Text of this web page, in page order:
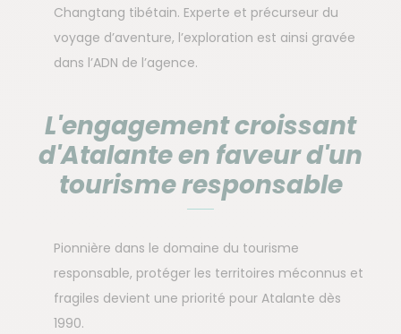
Changtang tibétain. Experte et précurseur du
voyage d’aventure, l’exploration est ainsi gravée
dans l’ADN de l’agence.
L'engagement croissant
d'Atalante en faveur d'un
tourisme responsable
Pionnière dans le domaine du tourisme
responsable, protéger les territoires méconnus et
fragiles devient une priorité pour Atalante dès
1990.